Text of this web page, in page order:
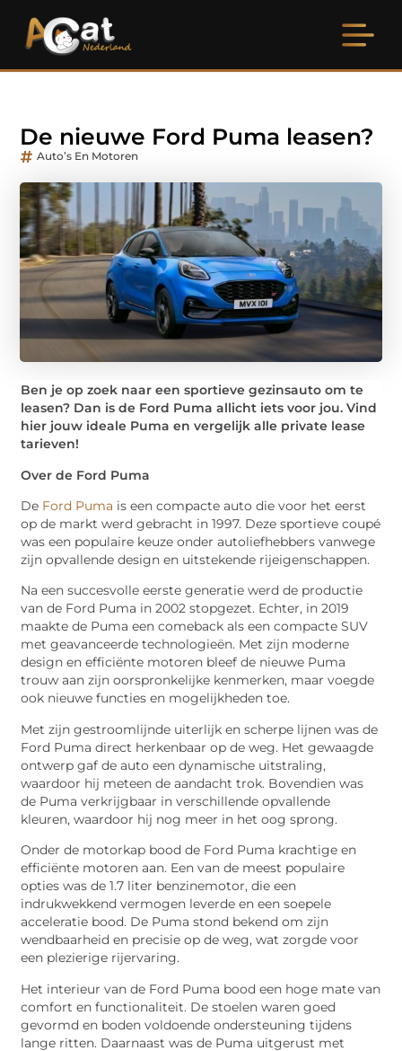
De nieuwe Ford Puma leasen?
Auto’s En Motoren
Ben je op zoek naar een sportieve gezinsauto om te
leasen? Dan is de Ford Puma allicht iets voor jou. Vind
hier jouw ideale Puma en vergelijk alle private lease
tarieven!
Over de Ford Puma
De Ford Puma is een compacte auto die voor het eerst
op de markt werd gebracht in 1997. Deze sportieve coupé
was een populaire keuze onder autoliefhebbers vanwege
zijn opvallende design en uitstekende rijeigenschappen.
Na een succesvolle eerste generatie werd de productie
van de Ford Puma in 2002 stopgezet. Echter, in 2019
maakte de Puma een comeback als een compacte SUV
met geavanceerde technologieën. Met zijn moderne
design en efficiënte motoren bleef de nieuwe Puma
trouw aan zijn oorspronkelijke kenmerken, maar voegde
ook nieuwe functies en mogelijkheden toe.
Met zijn gestroomlijnde uiterlijk en scherpe lijnen was de
Ford Puma direct herkenbaar op de weg. Het gewaagde
ontwerp gaf de auto een dynamische uitstraling,
waardoor hij meteen de aandacht trok. Bovendien was
de Puma verkrijgbaar in verschillende opvallende
kleuren, waardoor hij nog meer in het oog sprong.
Onder de motorkap bood de Ford Puma krachtige en
efficiënte motoren aan. Een van de meest populaire
opties was de 1.7 liter benzinemotor, die een
indrukwekkend vermogen leverde en een soepele
acceleratie bood. De Puma stond bekend om zijn
wendbaarheid en precisie op de weg, wat zorgde voor
een plezierige rijervaring.
Het interieur van de Ford Puma bood een hoge mate van
comfort en functionaliteit. De stoelen waren goed
gevormd en boden voldoende ondersteuning tijdens
lange ritten. Daarnaast was de Puma uitgerust met